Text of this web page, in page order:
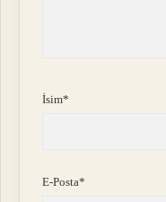
İsim*
E-Posta*